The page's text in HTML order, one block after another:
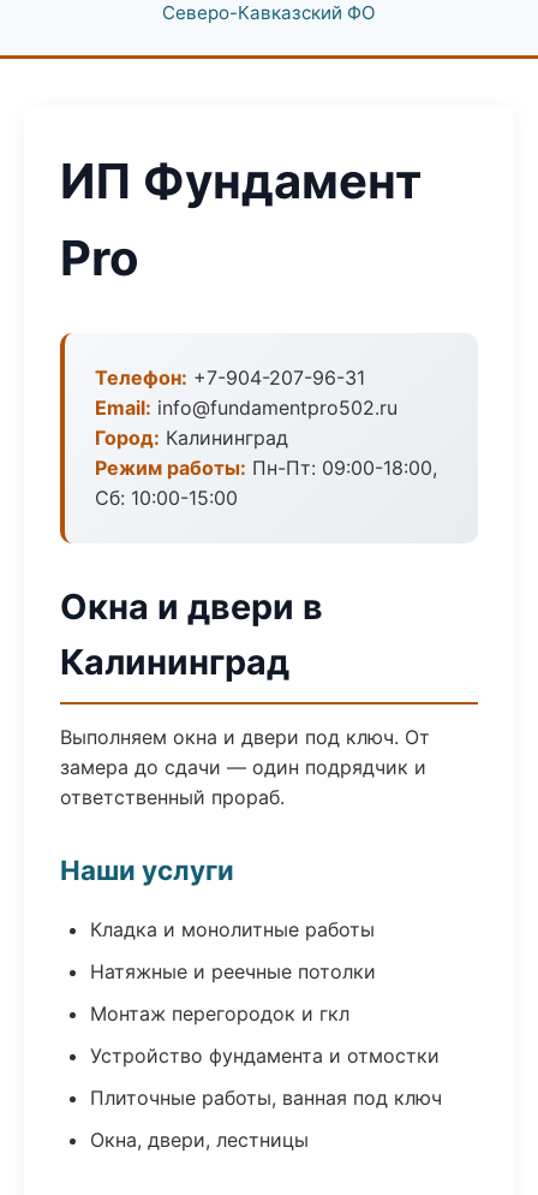
Северо-Кавказский ФО
ИП Фундамент
Pro
Телефон: +7-904-207-96-31
Email: info@fundamentpro502.ru
Город: Калининград
Режим работы: Пн-Пт: 09:00-18:00,
Сб: 10:00-15:00
Окна и двери в
Калининград
Выполняем окна и двери под ключ. От
замера до сдачи — один подрядчик и
ответственный прораб.
Наши услуги
Кладка и монолитные работы
Натяжные и реечные потолки
Монтаж перегородок и гкл
Устройство фундамента и отмостки
Плиточные работы, ванная под ключ
Окна, двери, лестницы